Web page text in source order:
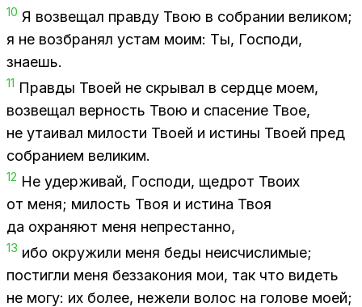
10 Я воз­ве­щал прав­ду Твою в со­бра­нии ве­ли­ком;
я не воз­бра­нял устам моим: Ты, Гос­по­ди,
зна­ешь.
11 Прав­ды Тво­ей не скры­вал в серд­це моем,
воз­ве­щал вер­ность Твою и спа­се­ние Твое,
не ута­и­вал ми­ло­сти Тво­ей и ис­ти­ны Тво­ей пред
со­бра­ни­ем ве­ли­ким.
12 Не удер­жи­вай, Гос­по­ди, щед­рот Тво­их
от меня; ми­лость Твоя и ис­ти­на Твоя
да охра­ня­ют меня непре­стан­но,
13 ибо окру­жи­ли меня беды неис­чис­ли­мые;
по­стиг­ли меня без­за­ко­ния мои, так что ви­деть
не могу: их бо­лее, неже­ли во­лос на го­ло­ве моей;